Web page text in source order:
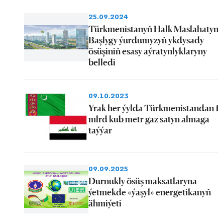
25.09.2024
Türkmenistanyň Halk
Başlygy ýurdumyzyň ykdysady
ösüşiniň esasy aýratynlyklaryny
belledi
09.10.2023
Yrak her ýylda Türkmenistandan
mlrd kub metr gaz satyn almaga
taýýar
09.09.2025
Durnukly ösüş maksatlaryna
ýetmekde «ýaşyl» energetikanyň
ähmiýeti